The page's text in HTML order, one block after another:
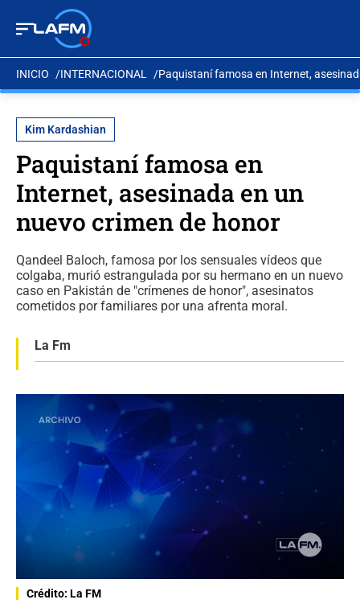
INICIO INTERNACIONAL Paquistaní famosa en Internet,
Kim Kardashian
Paquistaní famosa en
Internet, asesinada en un
nuevo crimen de honor
Qandeel Baloch, famosa por los sensuales vídeos que
colgaba, murió estrangulada por su hermano en un nuevo
caso en Pakistán de "crímenes de honor", asesinatos
cometidos por familiares por una afrenta moral.
La Fm
Crédito: La FM